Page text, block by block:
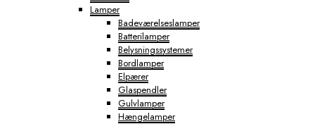
Lamper
Badeværelseslamper
Batterilamper
Belysningssystemer
Bordlamper
Elpærer
Glaspendler
Gulvlamper
Hængelamper